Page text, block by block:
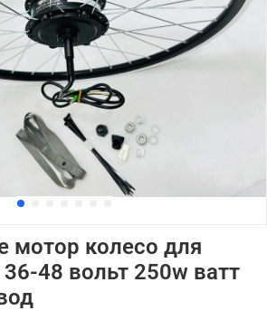
мотор колесо для
48 вольт 250w ватт